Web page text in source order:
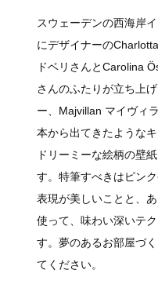
スウェーデンの西海岸
にデザイナーの
ドベリさんとCarolina
さんのふたりが立ち上
ー、Majvillan マイヴィ
本から出てきたような
ドリーミーな絵柄の壁
す。特筆すべきはピン
表現が美しいことと、
使って、味わい深いテ
す。夢のあるお部屋づ
てください。